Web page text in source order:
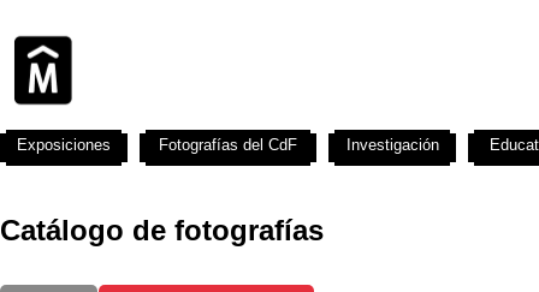
Catálogo de fotografías
Exposiciones Fotografías del CdF Investigación